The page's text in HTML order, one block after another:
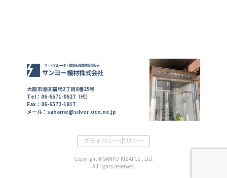
大阪市港区福崎2丁目8番25号
Tel：06-6571-0627（代）
Fax：06-6572-1817
メール：sahame@silver.ocn.ne.jp
プライバシーポリシー
Copyright © SANYO-KIZAI Co., Ltd.
All rights reserved.